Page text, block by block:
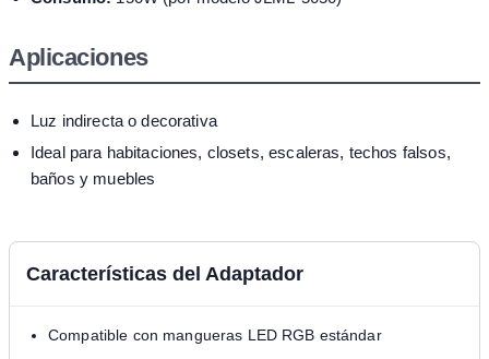
Aplicaciones
Luz indirecta o decorativa
Ideal para habitaciones, closets, escaleras, techos falsos,
baños y muebles
Características del Adaptador
Compatible con mangueras LED RGB estándar